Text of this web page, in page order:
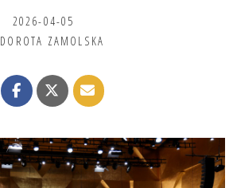
2026-04-05
DOROTA ZAMOLSKA